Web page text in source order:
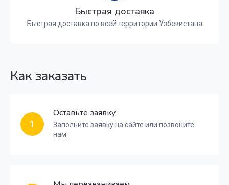
Быстрая доставка
Быстрая доставка по всей территории Узбекистана
Как заказать
1
Оставьте заявку
Заполните заявку на сайте или позвоните
нам